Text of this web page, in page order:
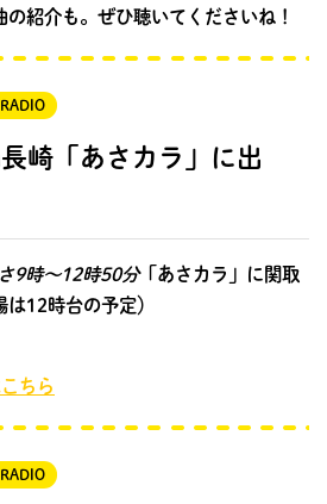
紹介も。ぜひ聴いてくださいね！
崎「あさカラ」に出
9時～12時50分「あさカラ」に関取
12時台の予定）
ちら